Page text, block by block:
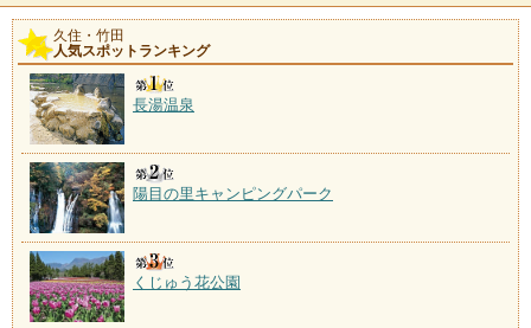
久住・竹田
人気スポットランキング
長湯温泉
陽目の里キャンピングパーク
くじゅう花公園